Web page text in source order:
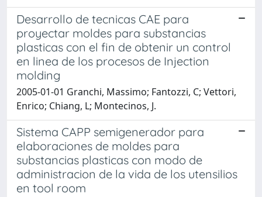
Desarrollo de tecnicas CAE para
proyectar moldes para substancias
plasticas con el fin de obtenir un control
en linea de los procesos de Injection
molding
2005-01-01 Granchi, Massimo; Fantozzi, C; Vettori,
Enrico; Chiang, L; Montecinos, J.
Sistema CAPP semigenerador para
elaboraciones de moldes para
substancias plasticas con modo de
administracion de la vida de los utensilios
en tool room